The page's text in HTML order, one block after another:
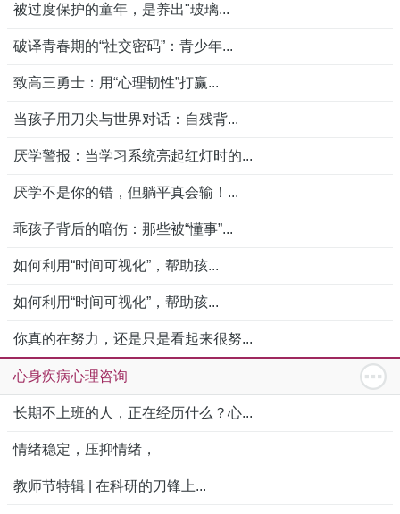
被过度保护的童年，是养出"玻璃...
破译青春期的“社交密码”：青少年...
致高三勇士：用“心理韧性”打赢...
当孩子用刀尖与世界对话：自残背...
厌学警报：当学习系统亮起红灯时的...
厌学不是你的错，但躺平真会输！...
乖孩子背后的暗伤：那些被“懂事”...
如何利用“时间可视化”，帮助孩...
如何利用“时间可视化”，帮助孩...
你真的在努力，还是只是看起来很努...
心身疾病心理咨询
长期不上班的人，正在经历什么？心...
情绪稳定，压抑情绪，
教师节特辑 | 在科研的刀锋上...